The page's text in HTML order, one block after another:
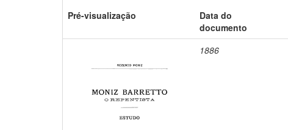
Pré-visualização
Data do
documento
1886